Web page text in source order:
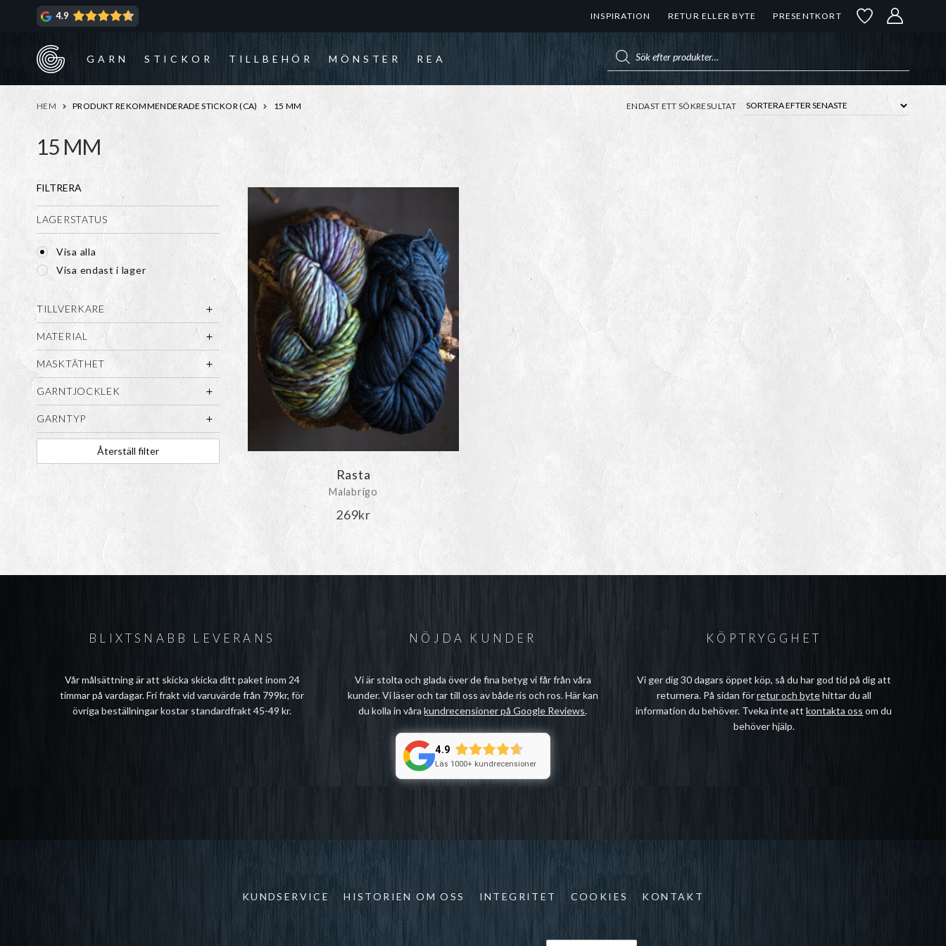
4.9 INSPIRATION RETUR ELLER BYTE PRESENTKORT
GARN STICKOR TILLBEHÖR MÖNSTER REA
HEM PRODUKT REKOMMENDERADE STICKOR (CA) 15 MM
15 MM
ENDAST ETT SÖKRESULTAT
FILTRERA
LAGERSTATUS
Visa alla
Visa endast i lager
TILLVERKARE
MATERIAL
MASKTÄTHET
GARNTJOCKLEK
GARNTYP
Återställ filter
Rasta
Malabrigo
269kr
BLIXTSNABB LEVERANS
Vår målsättning är att skicka skicka ditt paket inom 24
timmar på vardagar. Fri frakt vid varuvärde från 799kr, för
övriga beställningar kostar standardfrakt 45-49 kr.
NÖJDA KUNDER
Vi är stolta och glada över de fina betyg vi får från våra
kunder. Vi läser och tar till oss av både ris och ros. Här kan
du kolla in vårakundrecensioner på Google Reviews.
4.9
Läs 1000+ kundrecensioner
KÖPTRYGGHET
Vi ger dig 30 dagars öppet köp, så du har god tid på dig att
returnera. På sidan förretur och bytehittar du all
information du behöver. Tveka inte attkontakta oss om du
behöver hjälp.
KUNDSERVICE HISTORIEN OM OSS INTEGRITET COOKIES KONTAKT